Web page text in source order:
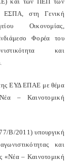
ΕΣΠΑ, στη Γενική
Οικονομίας,
Φορέα του
και
ΕΥΔ ΕΠΑΕ με θέμα
– Καινοτομική
Β/2011) υπουργική
και
«Νέα – Καινοτομική